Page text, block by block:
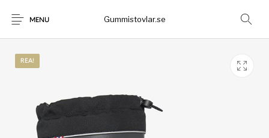
MENU Gummistovlar.se
REA!